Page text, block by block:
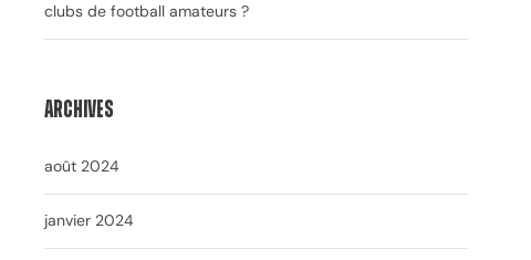
clubs de football amateurs ?
Archives
août 2024
janvier 2024